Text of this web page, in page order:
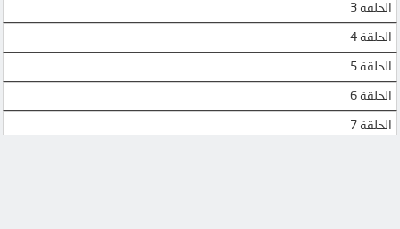
الحلقة 3
الحلقة 4
الحلقة 5
الحلقة 6
الحلقة 7